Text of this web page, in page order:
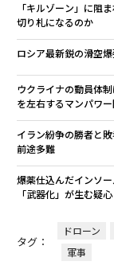
「キルゾーン」に阻
切り札になるのか
ロシア最新鋭の滑空
ウクライナの動員体
を左右するマンパワ
イラン紛争の勝者と
前途多難
爆薬仕込んだインソ
「武器化」が生む疑心
タグ：
ドローン
軍事